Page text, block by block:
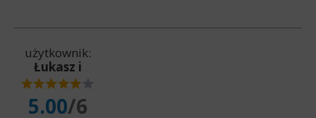
użytkownik:
Łukasz i
5.00/6